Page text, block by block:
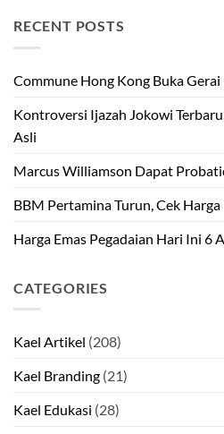
RECENT POSTS
Commune Hong Kong Buka Gerai
Kontroversi Ijazah Jokowi
Asli
Marcus Williamson Dapat
BBM Pertamina Turun, Cek
Harga Emas Pegadaian Hari Ini 6
CATEGORIES
Kael Artikel (208)
Kael Branding (21)
Kael Edukasi (28)